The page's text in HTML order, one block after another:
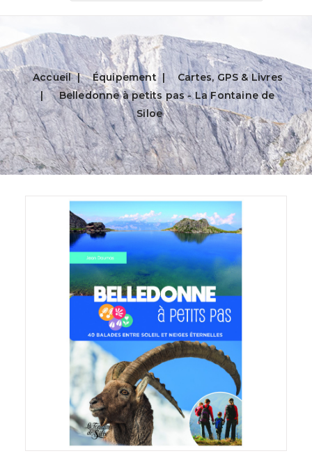
Accueil Équipement
Cartes, GPS & Livres
Belledonne à petits pas - La Fontaine de
Siloe